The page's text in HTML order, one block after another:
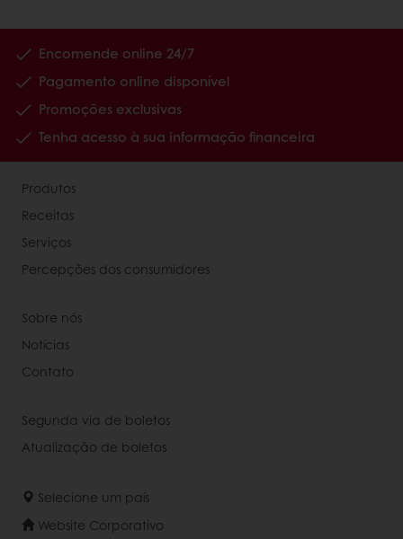
Encomende online 24/7
Pagamento online disponível
Promoções exclusivas
Tenha acesso à sua informação financeira
Produtos
Receitas
Serviços
Percepções dos consumidores
Sobre nós
Notícias
Contato
Segunda via de boletos
Atualização de boletos
Selecione um país
Website Corporativo